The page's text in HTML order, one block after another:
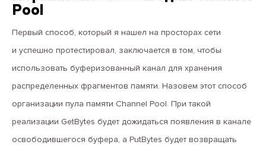
Pool
Первый способ, который я нашел на просторах сети
и успешно протестировал, заключается в том, чтобы
использовать буферизованный канал для хранения
распределенных фрагментов памяти. Назовем этот способ
организации пула памяти Channel Pool. При такой
реализации GetBytes будет дожидаться появления в канале
освободившегося буфера, а PutBytes будет возвращать